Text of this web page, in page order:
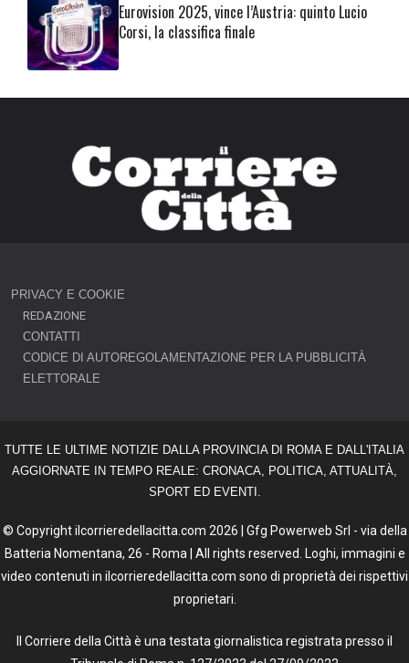
Eurovision 2025, vince l’Austria: quinto Lucio
Corsi, la classifica finale
PRIVACY E COOKIE
REDAZIONE
CONTATTI
CODICE DI AUTOREGOLAMENTAZIONE PER LA PUBBLICITÀ
ELETTORALE
TUTTE LE ULTIME NOTIZIE DALLA PROVINCIA DI ROMA E DALL'ITALIA
AGGIORNATE IN TEMPO REALE: CRONACA, POLITICA, ATTUALITÀ,
SPORT ED EVENTI.
© Copyright ilcorrieredellacitta.com 2026 | Gfg Powerweb Srl - via della
Batteria Nomentana, 26 - Roma | All rights reserved. Loghi, immagini e
video contenuti in ilcorrieredellacitta.com sono di proprietà dei rispettivi
proprietari.
Il Corriere della Città è una testata giornalistica registrata presso il